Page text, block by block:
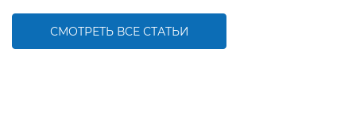
СМОТРЕТЬ ВСЕ СТАТЬИ